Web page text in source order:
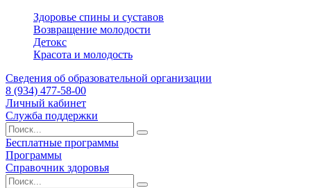
Здоровье спины и суставов
Возвращение молодости
Детокс
Красота и молодость
Сведения об образовательной организации
8 (934) 477-58-00
Личный кабинет
Служба поддержки
Бесплатные программы
Программы
Справочник здоровья